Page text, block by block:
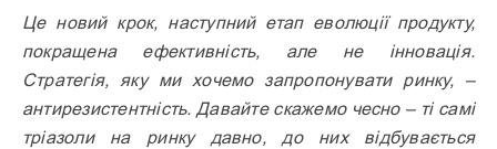
Це новий крок, наступний етап еволюції продукту,
покращена ефективність, але не інновація.
Стратегія, яку ми хочемо запропонувати ринку, –
антирезистентність. Давайте скажемо чесно – ті самі
тріазоли на ринку давно, до них відбувається